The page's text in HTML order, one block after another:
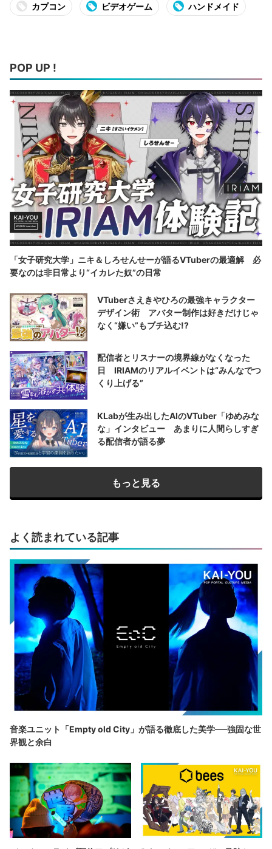
カプコン ビデオゲーム ハンドメイド
POP UP !
「女子研究大学」ニキ＆しろせんせーが語るVTuberの最適解 必
要なのは非日常より“イカレた奴”の日常
VTuberさえきやひろの最強キャラクター
デザイン術 アバター制作は好きだけじゃ
なく“嫌い”もブチ込む!?
配信者とリスナーの境界線がなくなった
日 IRIAMのリアルイベントは“みんなでつ
くり上げる”
KLabが生み出したAIのVTuber「ゆめみな
な」インタビュー あまりに人間らしすぎ
る配信者が語る夢
もっと見る
よく読まれている記事
音楽ユニット「Empty old City」が語る徹底した美学──強固な世
界観と余白